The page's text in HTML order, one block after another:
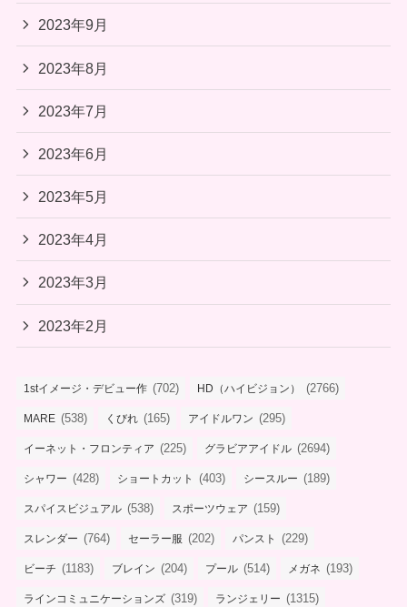
2023年9月
2023年8月
2023年7月
2023年6月
2023年5月
2023年4月
2023年3月
2023年2月
1stイメージ・デビュー作 (702) HD（ハイビジョン） (2766)
MARE (538) くびれ (165) アイドルワン (295)
イーネット・フロンティア (225) グラビアアイドル (2694)
シャワー (428) ショートカット (403) シースルー (189)
スパイスビジュアル (538) スポーツウェア (159)
スレンダー (764) セーラー服 (202) パンスト (229)
ビーチ (1183) ブレイン (204) プール (514) メガネ (193)
ラインコミュニケーションズ (319) ランジェリー (1315)